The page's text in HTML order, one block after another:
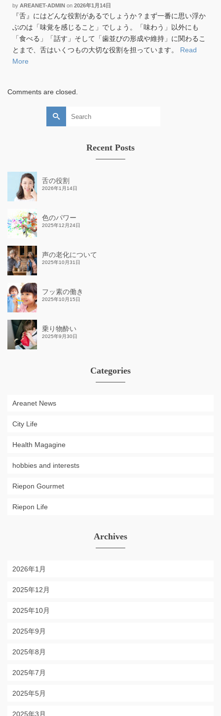
by AREANET-ADMIN on 2026年1月14日
『舌』にはどんな役割があるでしょうか？まず一番に思い浮か
ぶのは「味覚を感じること」でしょう。「味わう」以外にも
「食べる」「話す」そして「歯並びの形成や維持」に関わるこ
とまで、舌はいくつもの大切な役割を担っています。 Read
More
Comments are closed.
Search
for:
Recent Posts
舌の役割
2026年1月14日
色のパワー
2025年12月24日
声の老化について
2025年10月31日
フッ素の働き
2025年10月15日
乗り物酔い
2025年9月30日
Categories
Areanet News
City Life
Health Magagine
hobbies and interests
Riepon Gourmet
Riepon Life
Archives
2026年1月
2025年12月
2025年10月
2025年9月
2025年8月
2025年7月
2025年5月
2025年3月